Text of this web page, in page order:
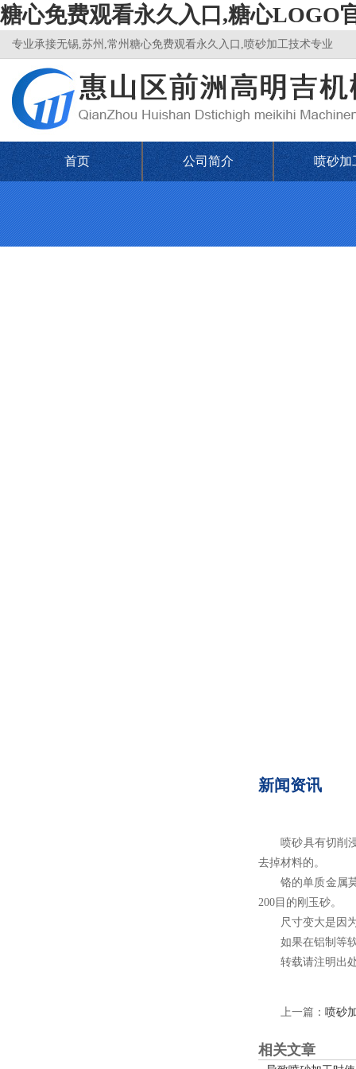
糖心免费观看永久入口,糖心LOGO
专业承接无锡,苏州,常州糖心免费观看永久入口,喷砂加工技术专业
首页 公司简介 喷砂加
新闻资讯
喷砂具有切削浸染
去掉材料的。
铬的单质金属莫氏
200目的刚玉砂。
尺寸变大是因为经
如果在铝制等软质
转载请注明出处
上一篇： 喷砂
相关文章